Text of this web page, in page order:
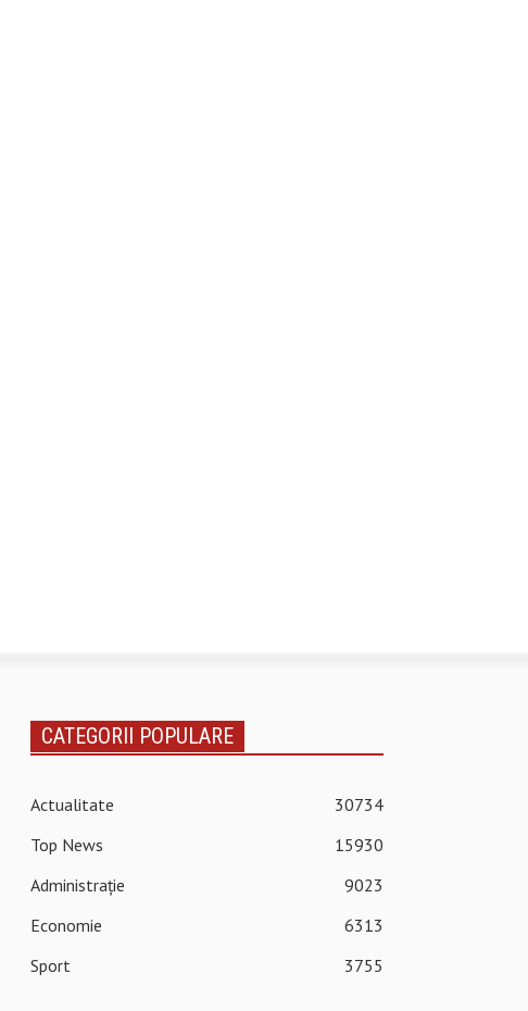
CATEGORII POPULARE
Actualitate
30734
Top News
15930
Administrație
9023
Economie
6313
Sport
3755